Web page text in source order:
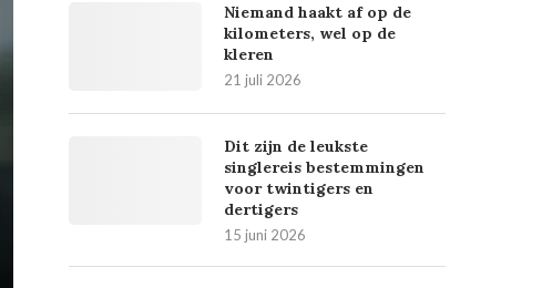
Niemand haakt af op de
kilometers, wel op de
kleren
21 juli 2026
Dit zijn de leukste
singlereis bestemmingen
voor twintigers en
dertigers
15 juni 2026